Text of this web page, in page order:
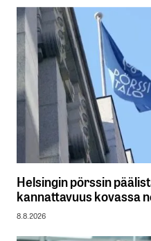
Helsingin pörssin
kannattavuus kovassa
8.8.2026